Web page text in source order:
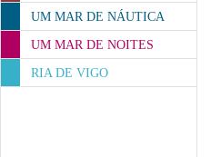
UM MAR DE NÁUTICA
UM MAR DE NOITES
RIA DE VIGO